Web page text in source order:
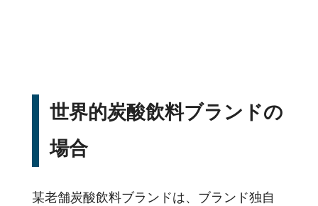
世界的炭酸飲料ブランドの
場合
某老舗炭酸飲料ブランドは、ブランド独自